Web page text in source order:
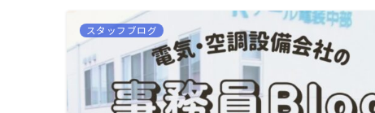
スタッフブログ